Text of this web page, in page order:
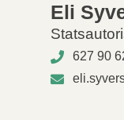
Eli
627 90